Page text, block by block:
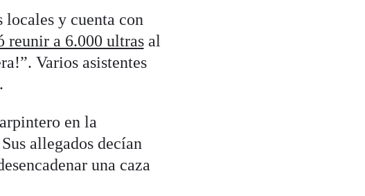
y cuenta con
reunir a 6.000 ultrasal
Varios asistentes
en la
allegados decían
una caza